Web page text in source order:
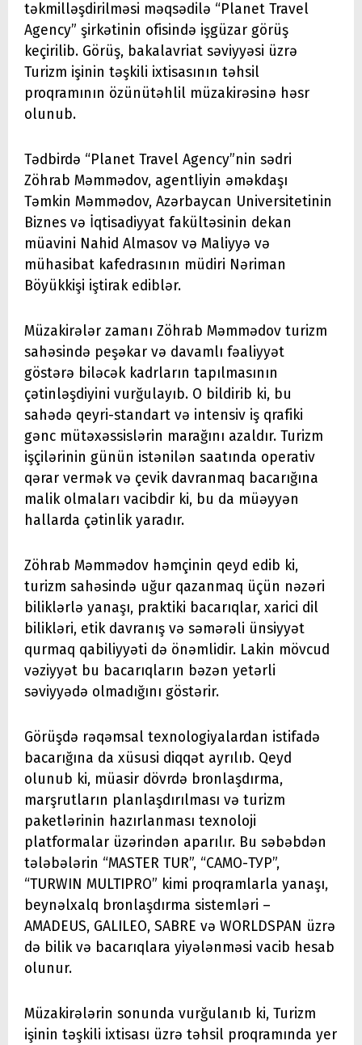
təkmilləşdirilməsi məqsədilə “Planet Travel
Agency” şirkətinin ofisində işgüzar görüş
keçirilib. Görüş, bakalavriat səviyyəsi üzrə
Turizm işinin təşkili ixtisasının təhsil
proqramının özünütəhlil müzakirəsinə həsr
olunub.
Tədbirdə “Planet Travel Agency”nin sədri
Zöhrab Məmmədov, agentliyin əməkdaşı
Təmkin Məmmədov, Azərbaycan Universitetinin
Biznes və İqtisadiyyat fakültəsinin dekan
müavini Nahid Almasov və Maliyyə və
mühasibat kafedrasının müdiri Nəriman
Böyükkişi iştirak ediblər.
Müzakirələr zamanı Zöhrab Məmmədov turizm
sahəsində peşəkar və davamlı fəaliyyət
göstərə biləcək kadrların tapılmasının
çətinləşdiyini vurğulayıb. O bildirib ki, bu
sahədə qeyri-standart və intensiv iş qrafiki
gənc mütəxəssislərin marağını azaldır. Turizm
işçilərinin günün istənilən saatında operativ
qərar vermək və çevik davranmaq bacarığına
malik olmaları vacibdir ki, bu da müəyyən
hallarda çətinlik yaradır.
Zöhrab Məmmədov həmçinin qeyd edib ki,
turizm sahəsində uğur qazanmaq üçün nəzəri
biliklərlə yanaşı, praktiki bacarıqlar, xarici dil
bilikləri, etik davranış və səmərəli ünsiyyət
qurmaq qabiliyyəti də önəmlidir. Lakin mövcud
vəziyyət bu bacarıqların bəzən yetərli
səviyyədə olmadığını göstərir.
Görüşdə rəqəmsal texnologiyalardan istifadə
bacarığına da xüsusi diqqət ayrılıb. Qeyd
olunub ki, müasir dövrdə bronlaşdırma,
marşrutların planlaşdırılması və turizm
paketlərinin hazırlanması texnoloji
platformalar üzərindən aparılır. Bu səbəbdən
tələbələrin “MASTER TUR”, “САМО-ТУР”,
“TURWIN MULTIPRO” kimi proqramlarla yanaşı,
beynəlxalq bronlaşdırma sistemləri –
AMADEUS, GALILEO, SABRE və WORLDSPAN üzrə
də bilik və bacarıqlara yiyələnməsi vacib hesab
olunur.
Müzakirələrin sonunda vurğulanıb ki, Turizm
işinin təşkili ixtisası üzrə təhsil proqramında yer